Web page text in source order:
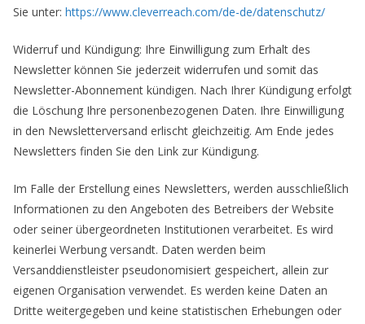
Sie unter: https://www.cleverreach.com/de-de/datenschutz/
Widerruf und Kündigung: Ihre Einwilligung zum Erhalt des
Newsletter können Sie jederzeit widerrufen und somit das
Newsletter-Abonnement kündigen. Nach Ihrer Kündigung erfolgt
die Löschung Ihre personenbezogenen Daten. Ihre Einwilligung
in den Newsletterversand erlischt gleichzeitig. Am Ende jedes
Newsletters finden Sie den Link zur Kündigung.
Im Falle der Erstellung eines Newsletters, werden ausschließlich
Informationen zu den Angeboten des Betreibers der Website
oder seiner übergeordneten Institutionen verarbeitet. Es wird
keinerlei Werbung versandt. Daten werden beim
Versanddienstleister pseudonomisiert gespeichert, allein zur
eigenen Organisation verwendet. Es werden keine Daten an
Dritte weitergegeben und keine statistischen Erhebungen oder